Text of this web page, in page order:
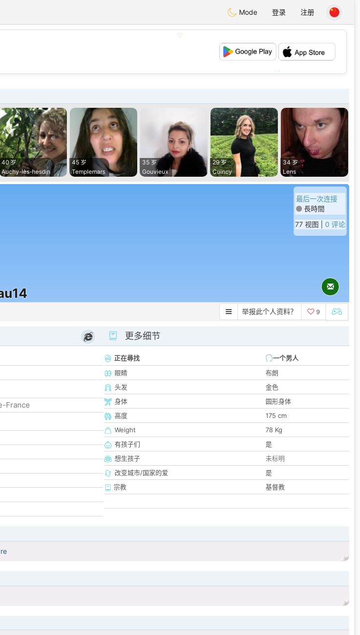
Mode 登录 注册
💕
40 岁
Auchy-lès-hesdin
45 岁
Templemars
35 岁
Gouvieux
29 岁
Cuincy
34 岁
Lens
最后一次连接
長時間
77 视图 | 0 评论
举报此个人资料？ 9
France
更多细节
正在尋找
一个男人
眼睛
布朗
头发
金色
身体
圆形身体
高度
175 cm
Weight
78 Kg
有孩子们
是
想生孩子
未标明
改变城市/国家的爱
是
宗教
基督教